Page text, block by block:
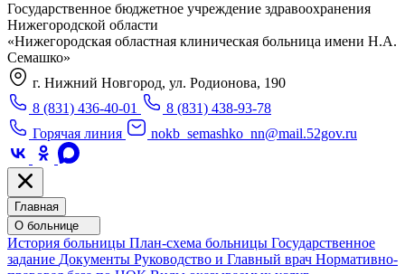
Государственное бюджетное учреждение здравоохранения
Нижегородской области
«Нижегородская областная клиническая больница имени Н.А.
Семашко»
г. Нижний Новгород, ул. Родионова, 190
8 (831) 436-40-01
8 (831) 438-93-78
Горячая линия
nokb_semashko_nn@mail.52gov.ru
Главная
О больнице
История больницы План-схема больницы Государственное
задание Документы Руководство и Главный врач Нормативно-